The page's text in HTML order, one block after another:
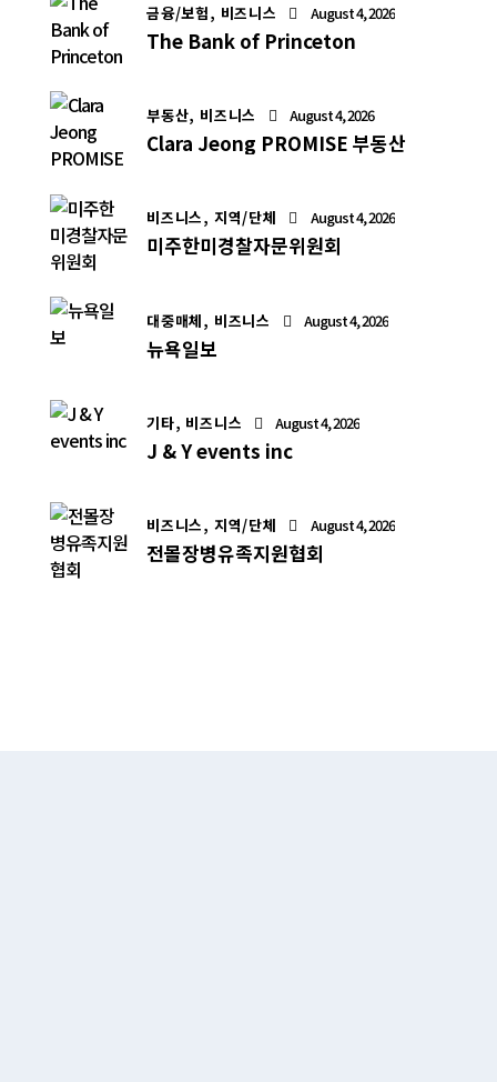
금융/보험, 비즈니스 August 4, 2026
The Bank of Princeton
부동산, 비즈니스 August 4, 2026
Clara Jeong PROMISE 부동산
비즈니스, 지역/단체 August 4, 2026
미주한미경찰자문위원회
대중매체, 비즈니스 August 4, 2026
뉴욕일보
기타, 비즈니스 August 4, 2026
J & Y events inc
비즈니스, 지역/단체 August 4, 2026
전몰장병유족지원협회